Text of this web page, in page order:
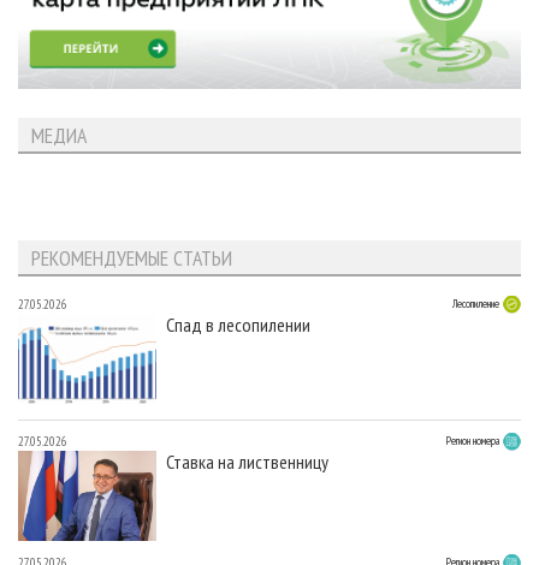
МЕДИА
РЕКОМЕНДУЕМЫЕ СТАТЬИ
27.05.2026 Лесопиление
Спад в лесопилении
27.05.2026 Регион номера
Ставка на лиственницу